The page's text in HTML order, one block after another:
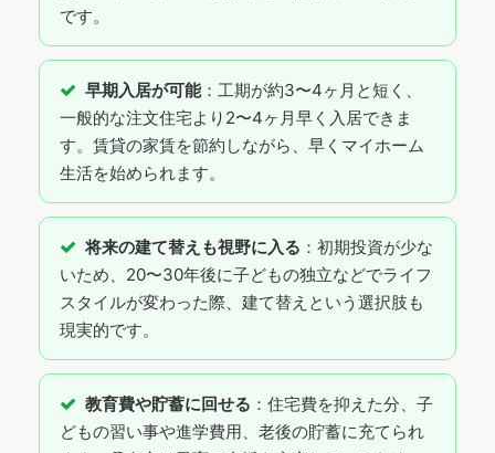
です。
早期入居が可能：工期が約3〜4ヶ月と短く、
一般的な注文住宅より2〜4ヶ月早く入居できま
す。賃貸の家賃を節約しながら、早くマイホーム
生活を始められます。
将来の建て替えも視野に入る ：初期投資が少な
いため、20〜30年後に子どもの独立などでライフ
スタイルが変わった際、建て替えという選択肢も
現実的です。
教育費や貯蓄に回せる ：住宅費を抑えた分、子
どもの習い事や進学費用、老後の貯蓄に充てられ